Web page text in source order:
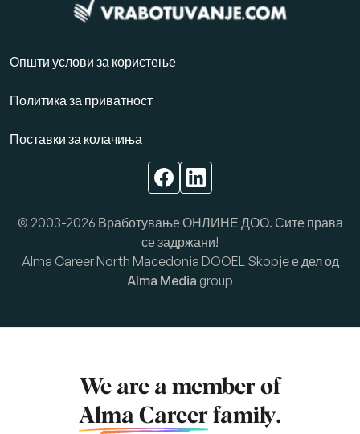
Општи услови за користење
Политика за приватност
Поставки за колачиња
© 2003-2026 Вработување ОНЛИНЕ ДОО. Сите права
се задржани!
Alma Career North Macedonia DOOEL Skopje е дел од
Alma Media group
We are a member of
Alma Career family.